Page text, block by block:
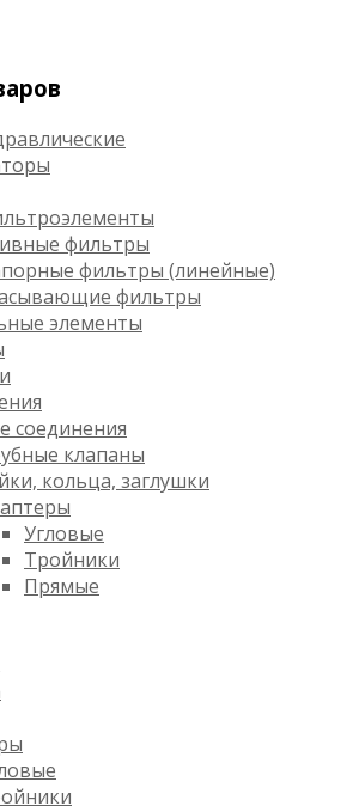
фильтры
фильтры (линейные)
фильтры
элементы
соединения
клапаны
кольца, заглушки
Угловые
Тройники
Прямые